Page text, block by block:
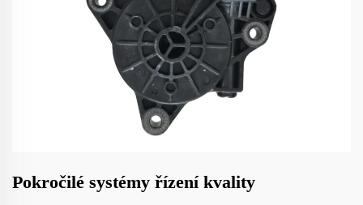
Pokročilé systémy řízení kvality